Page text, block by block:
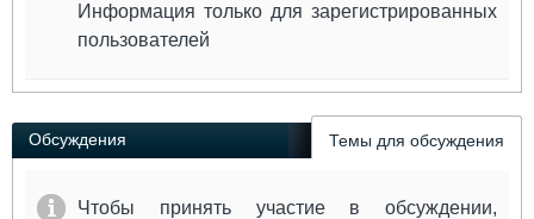
Информация только для зарегистрированных
пользователей
Обсуждения Темы для обсуждения
Чтобы принять участие в обсуждении,